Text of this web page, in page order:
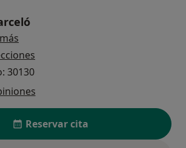
30130
Reservar cita